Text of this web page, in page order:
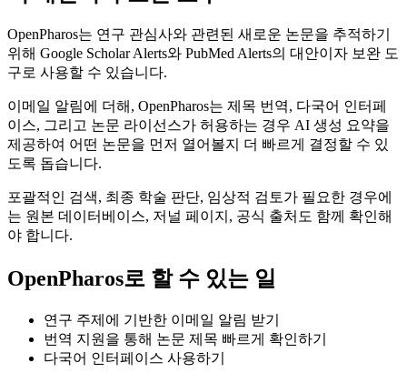
OpenPharos는 연구 관심사와 관련된 새로운 논문을 추적하기
위해 Google Scholar Alerts와 PubMed Alerts의 대안이자 보완 도
구로 사용할 수 있습니다.
이메일 알림에 더해, OpenPharos는 제목 번역, 다국어 인터페
이스, 그리고 논문 라이선스가 허용하는 경우 AI 생성 요약을
제공하여 어떤 논문을 먼저 열어볼지 더 빠르게 결정할 수 있
도록 돕습니다.
포괄적인 검색, 최종 학술 판단, 임상적 검토가 필요한 경우에
는 원본 데이터베이스, 저널 페이지, 공식 출처도 함께 확인해
야 합니다.
OpenPharos로 할 수 있는 일
연구 주제에 기반한 이메일 알림 받기
번역 지원을 통해 논문 제목 빠르게 확인하기
다국어 인터페이스 사용하기